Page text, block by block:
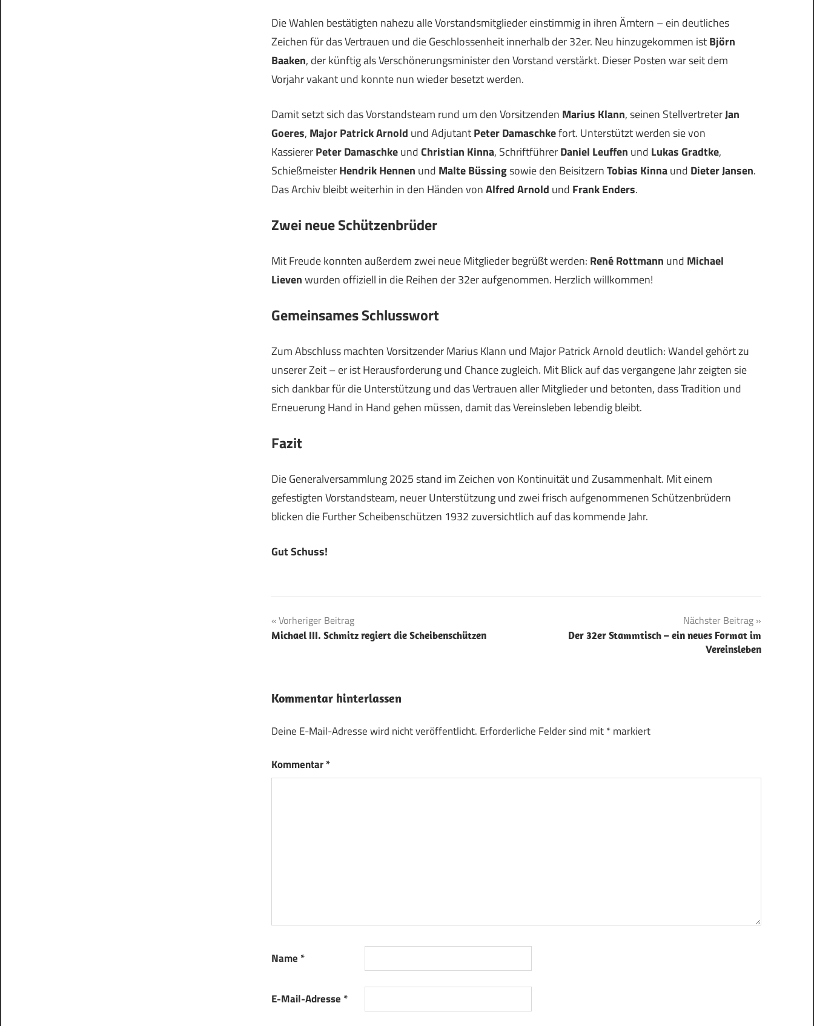
Die Wahlen bestätigten nahezu alle Vorstandsmitglieder einstimmig in ihren Ämtern – ein deutliches
Zeichen für das Vertrauen und die Geschlossenheit innerhalb der 32er. Neu hinzugekommen istBjörn
Baaken, der künftig als Verschönerungsminister den Vorstand verstärkt. Dieser Posten war seit dem
Vorjahr vakant und konnte nun wieder besetzt werden.
Damit setzt sich das Vorstandsteam rund um den Vorsitzenden Marius Klann, seinen StellvertreterJan
Goeres, Major Patrick Arnold und AdjutantPeter Damaschkefort. Unterstützt werden sie von
KassiererPeter DamaschkeundChristian Kinna, SchriftführerDaniel Leuffen und Lukas Gradtke,
SchießmeisterHendrik Hennen und Malte Büssingsowie den BeisitzernTobias Kinnaund Dieter Jansen.
Das Archiv bleibt weiterhin in den Händen vonAlfred Arnold und Frank Enders.
Zwei neue Schützenbrüder
Mit Freude konnten außerdem zwei neue Mitglieder begrüßt werden: René Rottmann und Michael
Lievenwurden offiziell in die Reihen der 32er aufgenommen. Herzlich willkommen!
Gemeinsames Schlusswort
Zum Abschluss machten Vorsitzender Marius Klann und Major Patrick Arnold deutlich: Wandel gehört zu
unserer Zeit – er ist Herausforderung und Chance zugleich. Mit Blick auf das vergangene Jahr zeigten sie
sich dankbar für die Unterstützung und das Vertrauen aller Mitglieder und betonten, dass Tradition und
Erneuerung Hand in Hand gehen müssen, damit das Vereinsleben lebendig bleibt.
Fazit
Die Generalversammlung 2025 stand im Zeichen von Kontinuität und Zusammenhalt. Mit einem
gefestigten Vorstandsteam, neuer Unterstützung und zwei frisch aufgenommenen Schützenbrüdern
blicken die Further Scheibenschützen 1932 zuversichtlich auf das kommende Jahr.
Gut Schuss!
Beitragsnavigation
Vorheriger Beitrag
Michael III. Schmitz regiert die Scheibenschützen
Nächster Beitrag
Der 32er Stammtisch – ein neues Format im
Vereinsleben
Kommentar hinterlassen
Deine E-Mail-Adresse wird nicht veröffentlicht. Erforderliche Felder sind mit*markiert
Kommentar*
Name *
E-Mail-Adresse *